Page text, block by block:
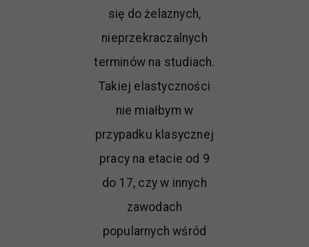
się do żelaznych,
nieprzekraczalnych
terminów na studiach.
Takiej elastyczności
nie miałbym w
przypadku klasycznej
pracy na etacie od 9
do 17, czy w innych
zawodach
popularnych wśród